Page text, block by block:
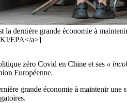
la dernière grande économie à
EPA</a>]
zéro Covid en Chine et ses «
Européenne.
grande économie à maintenir une